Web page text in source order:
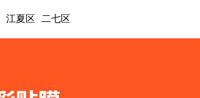
江夏区
二七区